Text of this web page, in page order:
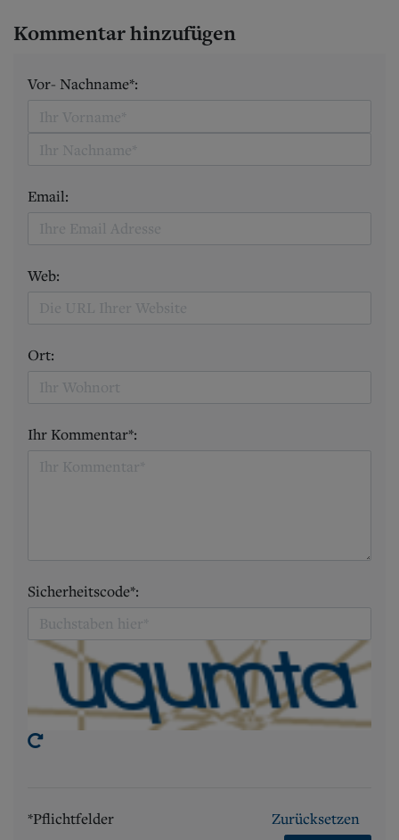
Kommentar hinzufügen
Vor- Nachname*:
Email:
Web:
Ort:
Ihr Kommentar*:
Sicherheitscode*:
*Pflichtfelder
Zurücksetzen